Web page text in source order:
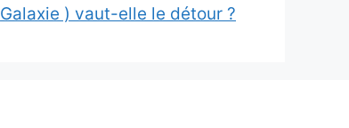
Galaxie ) vaut-elle le détour ?